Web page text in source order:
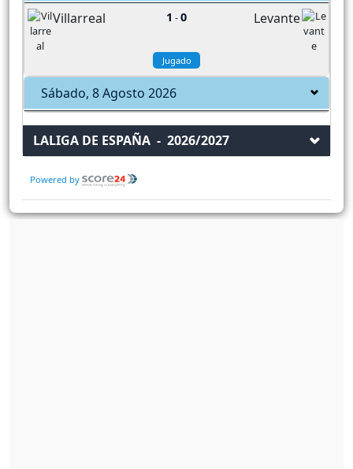
Villarreal
1 -0 Levante
Jugado
Sábado, 8 Agosto 2026
LALIGA DE ESPAÑA - 2026/2027
Powered by